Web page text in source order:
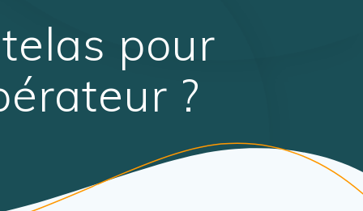
pour
?